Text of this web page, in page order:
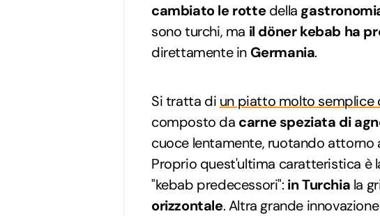
cambiato le rottedella
sono turchi, ma il döner kebab ha
direttamente in Germania.
Si tratta di un piatto molto semplice
composto da carne speziata di
cuoce lentamente, ruotando attorno
Proprio quest'ultima caratteristica è
"kebab predecessori": in Turchia la
orizzontale. Altra grande